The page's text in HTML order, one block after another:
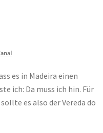
es in Madeira einen
ich: Da muss ich hin. Für
es also der Vereda do